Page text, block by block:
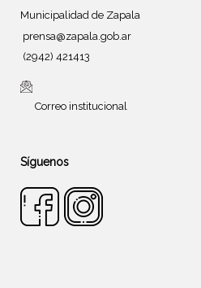
Municipalidad de Zapala
prensa@zapala.gob.ar
(2942) 421413
Correo institucional
Síguenos